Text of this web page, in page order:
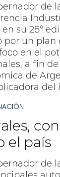
de
en su 28º
por un plan
en el
a fin
de
del
el país
de